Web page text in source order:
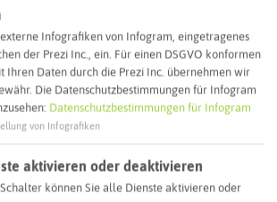
finden
finden
UMGEBUNG
noch erleben könnt
Infografiken von Infogram, eingetragenes
der Prezi Inc., ein. Für einen DSGVO konformen
Ihren Daten durch die Prezi Inc. übernehmen wir
Die Datenschutzbestimmungen für Infogram
Datenschutzbestimmungen für Infogram
von Infografiken
aktivieren oder deaktivieren
können Sie alle Dienste aktivieren oder